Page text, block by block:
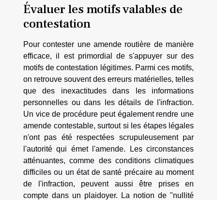
Évaluer les motifs valables de
contestation
Pour contester une amende routière de manière
efficace, il est primordial de s'appuyer sur des
motifs de contestation légitimes. Parmi ces motifs,
on retrouve souvent des erreurs matérielles, telles
que des inexactitudes dans les informations
personnelles ou dans les détails de l'infraction.
Un vice de procédure peut également rendre une
amende contestable, surtout si les étapes légales
n'ont pas été respectées scrupuleusement par
l'autorité qui émet l'amende. Les circonstances
atténuantes, comme des conditions climatiques
difficiles ou un état de santé précaire au moment
de l'infraction, peuvent aussi être prises en
compte dans un plaidoyer. La notion de "nullité